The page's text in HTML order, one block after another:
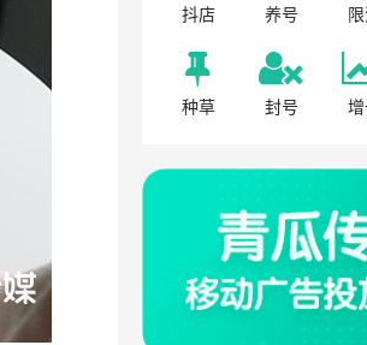
抖店 养号
种草 封号